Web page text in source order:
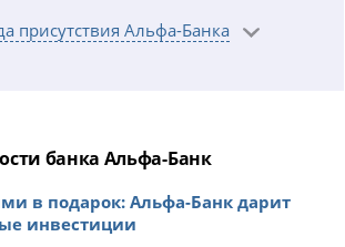
присутствия Альфа-Банка
банка Альфа-Банк
в подарок: Альфа-Банк дарит
инвестиции